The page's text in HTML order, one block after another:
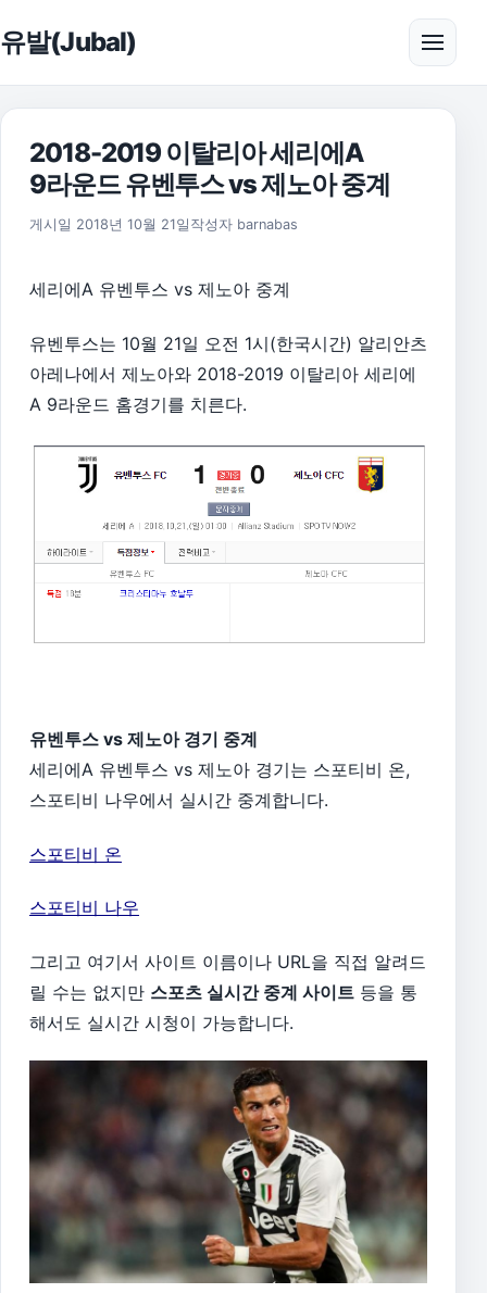
유발(Jubal) 메뉴
2018-2019 이탈리아 세리에A
9라운드 유벤투스 vs 제노아 중계
게시일 2018년 10월 21일 2018년 10월 21일
작성자 barnabas
세리에A 유벤투스 vs 제노아 중계
유벤투스는 10월 21일 오전 1시(한국시간) 알리안츠
아레나에서 제노아와 2018-2019 이탈리아 세리에
A 9라운드 홈경기를 치른다.
유벤투스 vs 제노아 경기 중계
세리에A 유벤투스 vs 제노아 경기는 스포티비 온,
스포티비 나우에서 실시간 중계합니다.
스포티비 온
스포티비 나우
그리고 여기서 사이트 이름이나 URL을 직접 알려드
릴 수는 없지만 스포츠 실시간 중계 사이트 등을 통
해서도 실시간 시청이 가능합니다.